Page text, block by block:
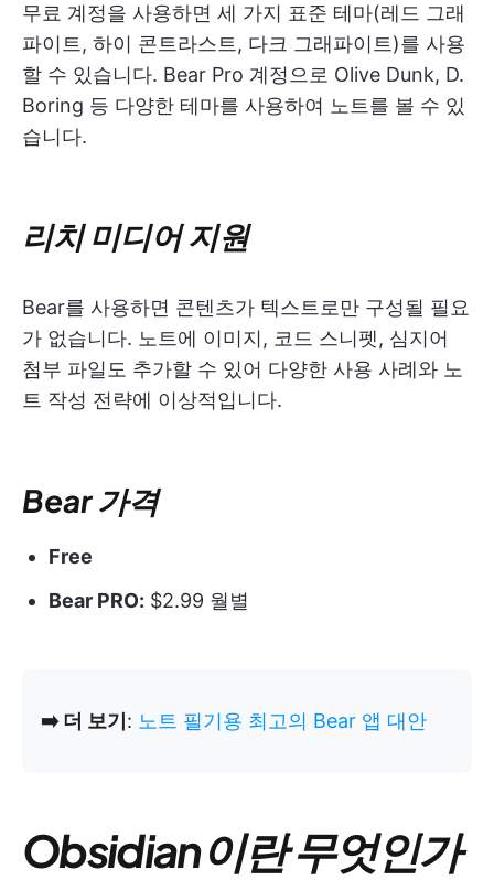
무료 계정을 사용하면 세 가지 표준 테마(레드 그래
파이트, 하이 콘트라스트, 다크 그래파이트)를 사용
할 수 있습니다. Bear Pro 계정으로 Olive Dunk, D.
Boring 등 다양한 테마를 사용하여 노트를 볼 수 있
습니다.
리치 미디어 지원
Bear를 사용하면 콘텐츠가 텍스트로만 구성될 필요
가 없습니다. 노트에 이미지, 코드 스니펫, 심지어
첨부 파일도 추가할 수 있어 다양한 사용 사례와 노
트 작성 전략에 이상적입니다.
Bear 가격
Free
Bear PRO: $2.99 월별
➡️ 더 보기 : 노트 필기용 최고의 Bear 앱 대안
Obsidian이란 무엇인가